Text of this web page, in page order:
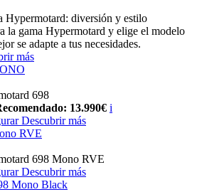
Hypermotard: diversión y estilo
la gama Hypermotard y elige el modelo
se adapte a tus necesidades.
más
698
13.990€ i
Descubrir más
RVE
698 Mono RVE
Descubrir más
Mono Black